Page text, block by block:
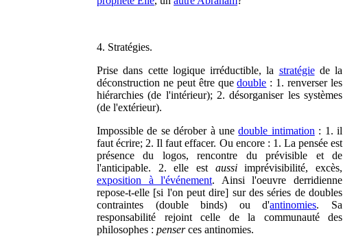
4. Stratégies.
Prise dans cette logique irréductible, la stratégiede la
déconstruction ne peut être quedouble : 1. renverser les
hiérarchies (de l'intérieur); 2. désorganiser les systèmes
(de l'extérieur).
Impossible de se dérober à unedouble intimation : 1. il
faut écrire; 2. Il faut effacer. Ou encore : 1. La pensée est
présence du logos, rencontre du prévisible et de
l'anticipable. 2. elle est aussiimprévisibilité, excès,
exposition à l'événement. Ainsi l'oeuvre derridienne
repose-t-elle [si l'on peut dire] sur des séries de doubles
contraintes (double binds) ou d'antinomies. Sa
responsabilité rejoint celle de la communauté des
philosophes : penserces antinomies.